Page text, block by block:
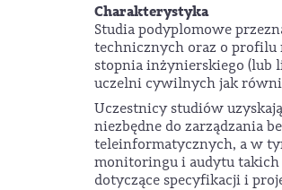
Charakterystyka
Studia podyplomowe
technicznych oraz o profilu
stopnia inżynierskiego (lub
uczelni cywilnych jak
Uczestnicy studiów
niezbędne do zarządzania
teleinformatycznych, a w
monitoringu i audytu
dotyczące specyfikacji i